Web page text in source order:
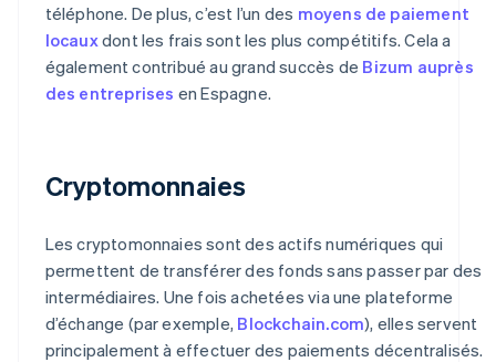
téléphone. De plus, c’est l’un des moyens de paiement
locauxdont les frais sont les plus compétitifs. Cela a
également contribué au grand succès de Bizum auprès
des entreprises en Espagne.
Cryptomonnaies
Les cryptomonnaies sont des actifs numériques qui
permettent de transférer des fonds sans passer par des
intermédiaires. Une fois achetées via une plateforme
d’échange (par exemple, Blockchain.com), elles servent
principalement à effectuer des paiements décentralisés.